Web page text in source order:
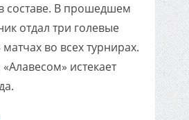
составе. В прошедшем
отдал три голевые
во всех турнирах.
«Алавесом» истекает